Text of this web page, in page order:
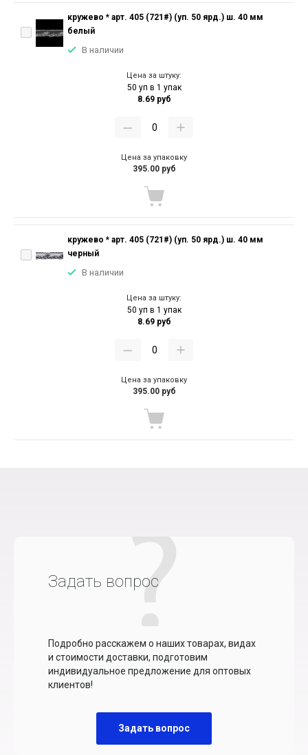
кружево * арт. 405 (721#) (уп. 50 ярд.) ш. 40 мм
белый
В наличии
Цена за штуку:
50 уп в 1 упак
8.69 руб
Цена за упаковку
395.00 руб
кружево * арт. 405 (721#) (уп. 50 ярд.) ш. 40 мм
черный
В наличии
Цена за штуку:
50 уп в 1 упак
8.69 руб
Цена за упаковку
395.00 руб
Задать вопрос
Подробно расскажем о наших товарах, видах
и стоимости доставки, подготовим
индивидуальное предложение для оптовых
клиентов!
Задать вопрос